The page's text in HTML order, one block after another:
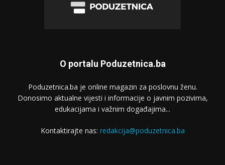
O portalu Poduzetnica.ba
Poduzetnica.ba je online magazin za poslovnu ženu.
Donosimo aktualne vijesti i informacije o javnim pozivima,
edukacijama i važnim događajima...
Kontaktirajte nas: redakcija@poduzetnica.ba